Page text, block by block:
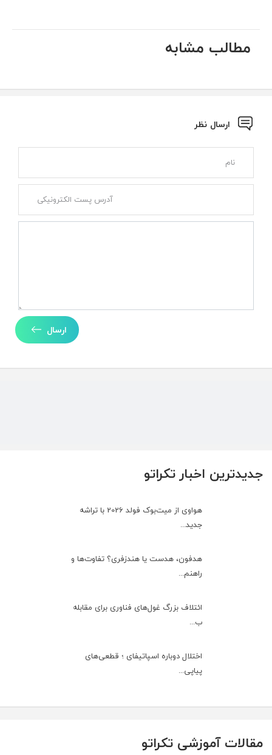
جدیدترین اخبار تکراتو
هواوی از میت‌بوک فولد 2026 با تراشه
جدید...
هدفون، هدست یا هندزفری؟ تفاوت‌ها و
راهنم...
ائتلاف بزرگ غول‌های فناوری برای مقابله
ب...
اختلال دوباره اسپاتیفای ؛ قطعی‌های
پیاپی...
مطالب مشابه
ارسال نظر
ارسال
مقالات آموزشی تکراتو